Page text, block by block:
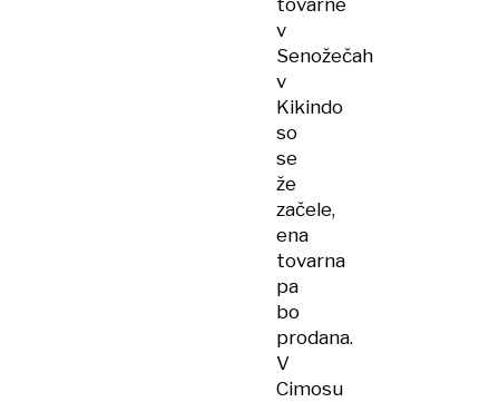
tovarne
v
Senožečah
v
Kikindo
so
se
že
začele,
ena
tovarna
pa
bo
prodana.
V
Cimosu